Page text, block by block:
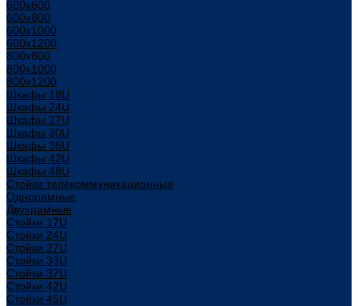
600x600
600x800
600х1000
600х1200
800x800
800х1000
800х1200
Шкафы 18U
Шкафы 24U
Шкафы 27U
Шкафы 30U
Шкафы 36U
Шкафы 42U
Шкафы 48U
Стойки телекоммуникационные
Однорамные
Двухрамные
Стойки 17U
Стойки 24U
Стойки 27U
Стойки 33U
Стойки 37U
Стойки 42U
Стойки 45U